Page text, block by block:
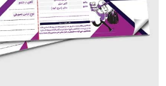
قبض رسید خشکشویی